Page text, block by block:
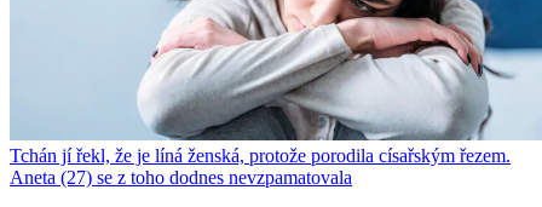
Tchán jí řekl, že je líná ženská, protože porodila císařským řezem.
Aneta (27) se z toho dodnes nevzpamatovala